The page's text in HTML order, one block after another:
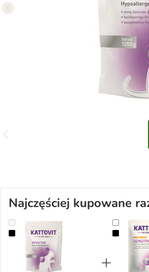
Najczęściej kupowane
Kattovit Sensitive Kattovit